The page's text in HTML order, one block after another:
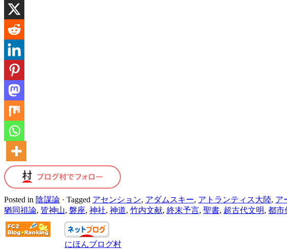
Posted in 陰謀論 · Tagged アセンション, アダムスキー, アトランティス大陸, ア
猶同祖論, 皆神山, 磐座, 神社, 神道, 竹内文献, 終末予言, 聖書, 超古代文明, 都市
にほんブログ村